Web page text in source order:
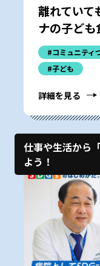
離れていて
ナの子ども
#コミュニティ
#子ども
詳細を見る
仕事や生活から
よう！